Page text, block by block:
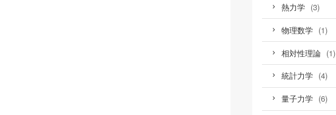
熱力学 (3)
物理数学 (1)
相対性理論 (1)
統計力学 (4)
量子力学 (6)